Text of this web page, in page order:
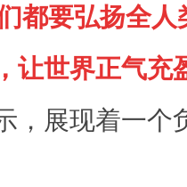
都要弘扬全
让世界正气充
，展现着一个